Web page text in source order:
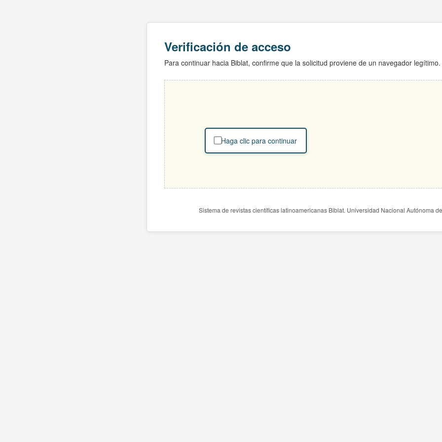
Verificación de acceso
Para continuar hacia Biblat, confirme que la solicitud proviene de un navegador legítimo.
Haga clic para continuar
Sistema de revistas científicas latinoamericanas Biblat. Universidad Nacional Autónoma